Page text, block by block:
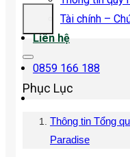
Tài chính –
Liên hệ
0859 166 188
Phục Lục
Thông tin Tổng
Paradise